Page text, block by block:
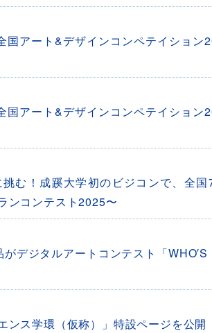
国アート&デザインコンペテイショ
国アート&デザインコンペテイショ
む！成蹊大学初のビジコンで、全
ンコンテスト2025〜
デジタルアートコンテスト「
ンス学環（仮称）」特設ページを公開